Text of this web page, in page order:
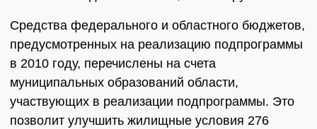
Средства федерального и областного бюджетов,
предусмотренных на реализацию подпрограммы
в 2010 году, перечислены на счета
муниципальных образований области,
участвующих в реализации подпрограммы. Это
позволит улучшить жилищные условия 276